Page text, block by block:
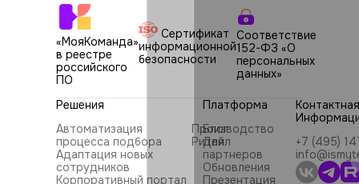
«МояКоманда»
в реестре
российского
ПО
Сертификат
информационной
безопасности
Соответствие
152-ФЗ «О
персональных
данных»
Решения
Автоматизация
процесса подбора
Адаптация новых
сотрудников
Корпоративный портал
Производство
Ритейл
Платформа
Блог
Для
партнеров
Обновления
Презентация
Контактная
+7 (495)